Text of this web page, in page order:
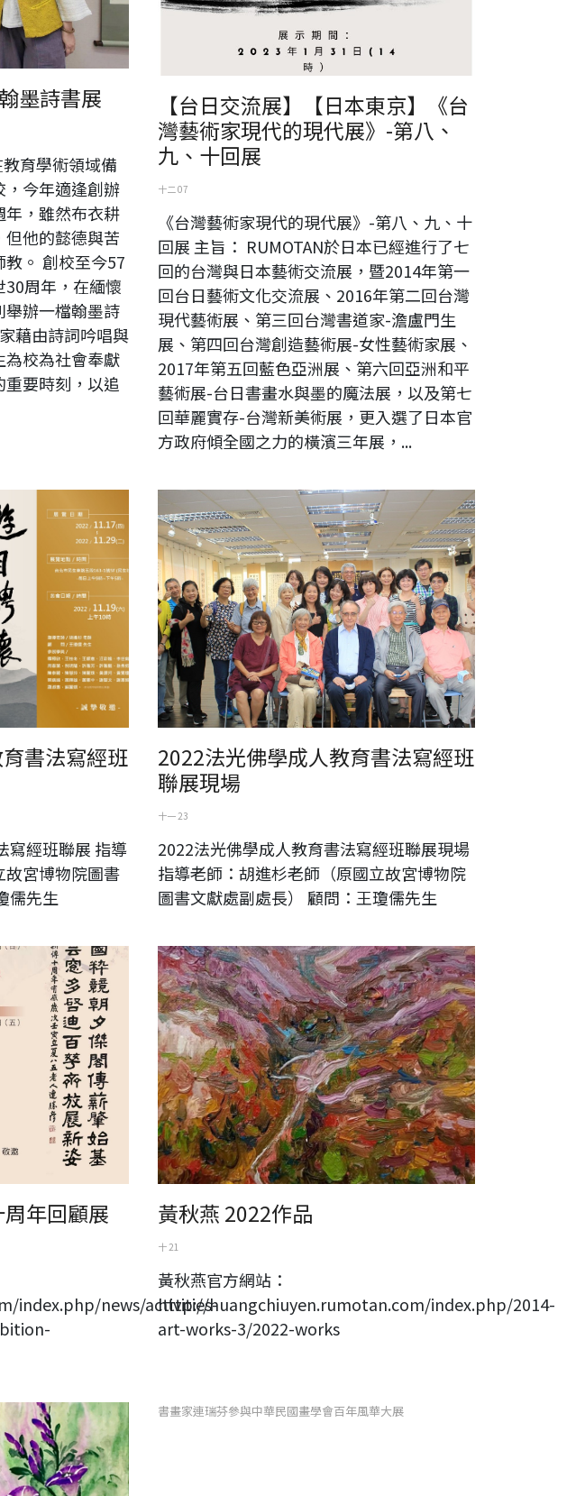
墨詩書展
育學術領域備
，今年適逢創辦
年，雖然布衣耕
他的懿德與苦
。 創校至今57
周年，在緬懷
辦一檔翰墨詩
藉由詩詞吟唱與
校為社會奉獻
要時刻，以追
【台日交流展】【日本東京】《台
灣藝術家現代的現代展》-第八、
九、十回展
十二 07
《台灣藝術家現代的現代展》-第八、九、十
回展 主旨： RUMOTAN於日本已經進行了七
回的台灣與日本藝術交流展，暨2014年第一
回台日藝術文化交流展、2016年第二回台灣
現代藝術展、第三回台灣書道家-澹盧門生
展、第四回台灣創造藝術展-女性藝術家展、
2017年第五回藍色亞洲展、第六回亞洲和平
藝術展-台日書畫水與墨的魔法展，以及第七
回華麗實存-台灣新美術展，更入選了日本官
方政府傾全國之力的橫濱三年展，...
書法寫經班
寫經班聯展 指導
宮博物院圖書
儒先生
2022法光佛學成人教育書法寫經班聯展
2022法光佛學成人教育書法寫經班
聯展現場
十一 23
2022法光佛學成人教育書法寫經班聯展現場
指導老師：胡進杉老師（原國立故宮博物院
圖書文獻處副處長） 顧問：王瓊儒先生
年回顧展
index.php/news/activities-
黃秋燕 2022作品
黃秋燕 2022作品
十 21
黃秋燕官方網站：
http://huangchiuyen.rumotan.com/index.php/2014-
art-works-3/2022-works
書畫家連瑞芬參與中華民國畫學會百年風華大展